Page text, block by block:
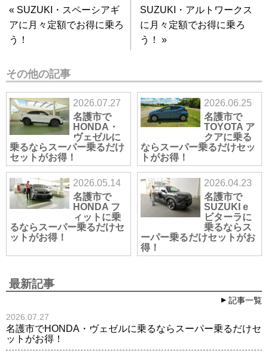
« SUZUKI・スペーシアギ
アに月々定額でお得に乗ろ
う！
SUZUKI・アルトワークス
に月々定額でお得に乗ろ
う！
»
その他の記事
2026.07.27
名護市で
HONDA・
ヴェゼルに
乗るならスーパー乗るだけ
セットがお得！
2026.06.25
名護市で
TOYOTA ア
クアに乗る
ならスーパー乗るだけセッ
トがお得！
2026.05.14
名護市で
HONDA フ
ィットに乗
るならスーパー乗るだけセ
ットがお得！
2026.04.23
名護市で
SUZUKI e
ビターラに
乗るならス
ーパー乗るだけセットがお
得！
最新記事
記事一覧
2026.07.27
名護市でHONDA・ヴェゼルに乗るならスーパー乗るだけセ
ットがお得！